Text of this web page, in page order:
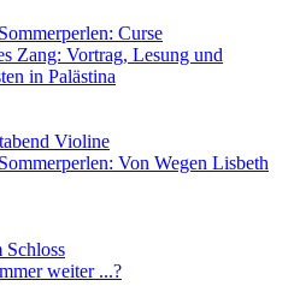
Curse
Zang: Vortrag, Lesung und
in Palästina
Violine
Von Wegen Lisbeth
weiter ...?